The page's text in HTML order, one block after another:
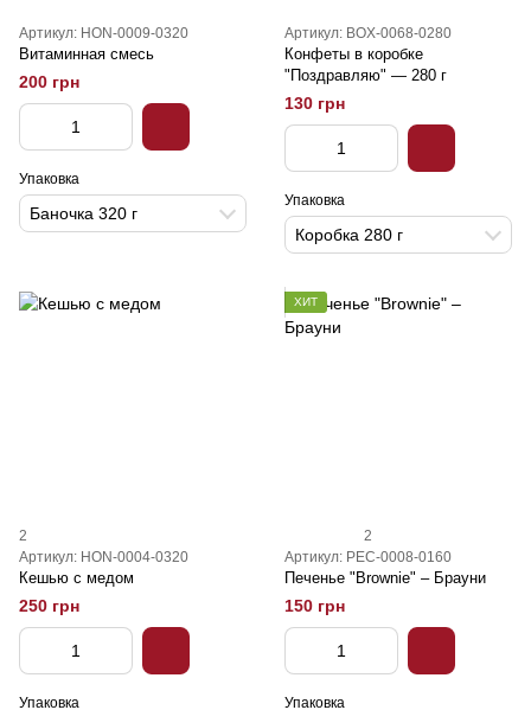
Артикул: HON-0009-0320
Витаминная смесь
200 грн
Упаковка
Баночка 320 г
Артикул: BOX-0068-0280
Конфеты в коробке
"Поздравляю" — 280 г
130 грн
Упаковка
Коробка 280 г
2
Артикул: HON-0004-0320
Кешью с медом
250 грн
Упаковка
ХИТ
2
Артикул: PEC-0008-0160
Печенье "Brownie" – Брауни
150 грн
Упаковка